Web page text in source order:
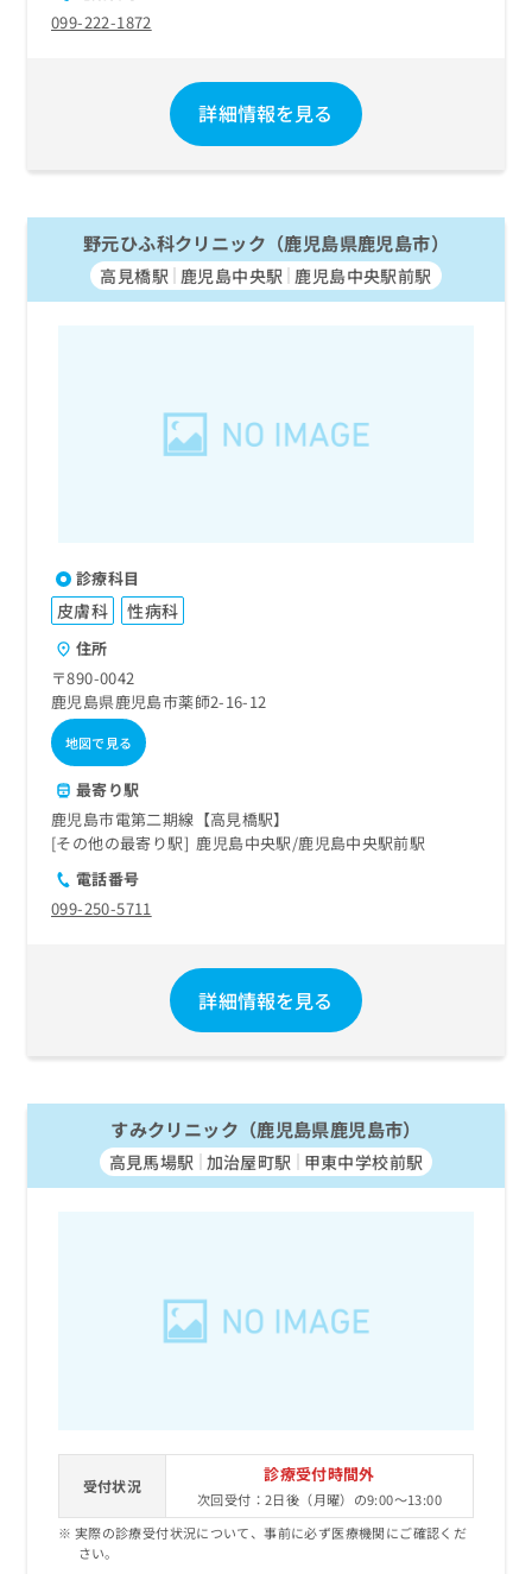
099-222-1872
詳細情報を見る
野元ひふ科クリニック（鹿児島県鹿児島市）
高見橋駅 鹿児島中央駅 鹿児島中央駅前駅
診療科目
皮膚科 性病科
住所
〒890-0042
鹿児島県鹿児島市薬師2-16-12
地図で見る
最寄り駅
鹿児島市電第二期線【高見橋駅】
その他の最寄り駅
鹿児島中央駅 鹿児島中央駅前駅
電話番号
099-250-5711
詳細情報を見る
すみクリニック（鹿児島県鹿児島市）
高見馬場駅 加治屋町駅 甲東中学校前駅
受付状況
診療受付時間外
次回受付：2日後（月曜）の9:00～13:00
実際の診療受付状況について、事前に必ず医療機関にご確認くだ
さい。